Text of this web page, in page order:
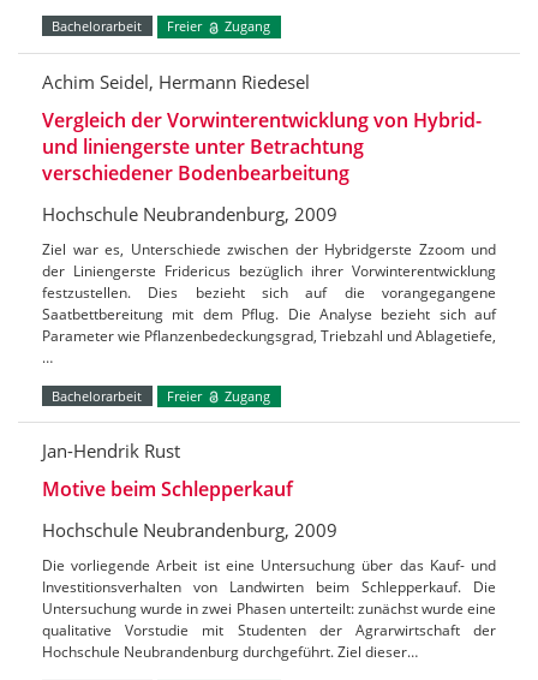
Bachelorarbeit Freier Zugang
Achim Seidel, Hermann Riedesel
Vergleich der Vorwinterentwicklung von Hybrid-
und liniengerste unter Betrachtung
verschiedener Bodenbearbeitung
Hochschule Neubrandenburg, 2009
Ziel war es, Unterschiede zwischen der Hybridgerste Zzoom und
der Liniengerste Fridericus bezüglich ihrer Vorwinterentwicklung
festzustellen. Dies bezieht sich auf die vorangegangene
Saatbettbereitung mit dem Pflug. Die Analyse bezieht sich auf
Parameter wie Pflanzenbedeckungsgrad, Triebzahl und Ablagetiefe,
…
Bachelorarbeit Freier Zugang
Jan-Hendrik Rust
Motive beim Schlepperkauf
Hochschule Neubrandenburg, 2009
Die vorliegende Arbeit ist eine Untersuchung über das Kauf- und
Investitionsverhalten von Landwirten beim Schlepperkauf. Die
Untersuchung wurde in zwei Phasen unterteilt: zunächst wurde eine
qualitative Vorstudie mit Studenten der Agrarwirtschaft der
Hochschule Neubrandenburg durchgeführt. Ziel dieser…